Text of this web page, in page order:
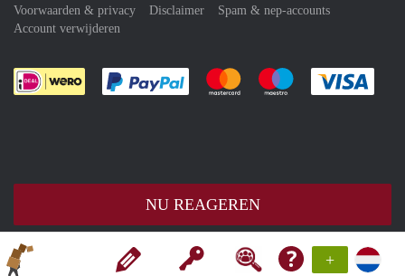
+
NU REAGEREN
Voorwaarden & privacy
Disclaimer
Spam & nep-accounts
Account verwijderen
Je rekent gemakkelijk af met Paypal
Je rekent gemakkelijk af met
Je rekent